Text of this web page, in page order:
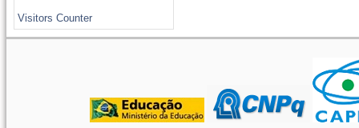
Visitors Counter